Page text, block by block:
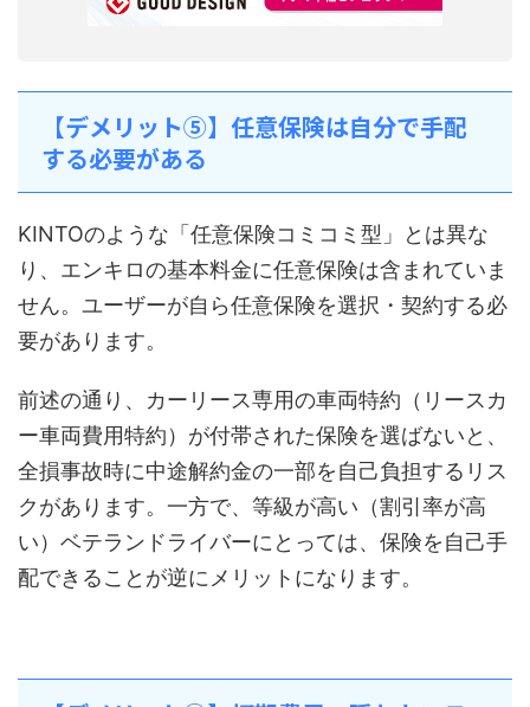
【デメリット⑤】任意保険は自分で手配
する必要がある
KINTOのような「任意保険コミコミ型」とは異な
り、エンキロの基本料金に任意保険は含まれていま
せん。ユーザーが自ら任意保険を選択・契約する必
要があります。
前述の通り、カーリース専用の車両特約（リースカ
ー車両費用特約）が付帯された保険を選ばないと、
全損事故時に中途解約金の一部を自己負担するリス
クがあります。一方で、等級が高い（割引率が高
い）ベテランドライバーにとっては、保険を自己手
配できることが逆にメリットになります。